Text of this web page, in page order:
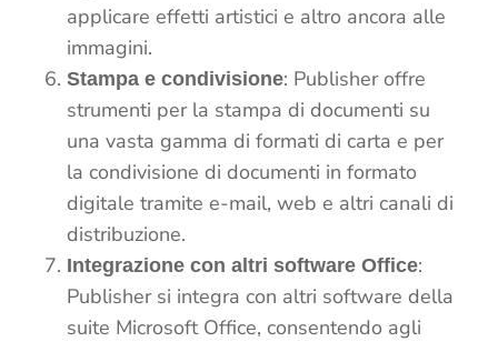
applicare effetti artistici e altro ancora alle
immagini.
Stampa e condivisione: Publisher offre
strumenti per la stampa di documenti su
una vasta gamma di formati di carta e per
la condivisione di documenti in formato
digitale tramite e-mail, web e altri canali di
distribuzione.
Integrazione con altri software Office:
Publisher si integra con altri software della
suite Microsoft Office, consentendo agli